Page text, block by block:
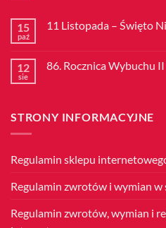
15
paź
11 Listopada – Święto
11
12
sie
86. Rocznica Wybuchu
Rocznica
STRONY INFORMACYJNE
Regulamin sklepu
Regulamin zwrotów i wymian
Regulamin zwrotów, wymian i